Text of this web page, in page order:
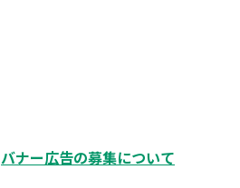
バナー広告の募集について